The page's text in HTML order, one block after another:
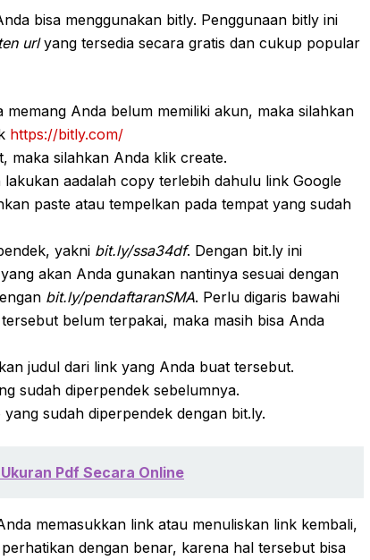
bisa menggunakan bitly. Penggunaan bitly ini
urlyang tersedia secara gratis dan cukup popular
Anda belum memiliki akun, maka silahkan
https://bitly.com/
maka silahkan Anda klik create.
aadalah copy terlebih dahulu link Google
paste atau tempelkan pada tempat yang sudah
yakni bit.ly/ssa34df. Dengan bit.ly ini
akan Anda gunakan nantinya sesuai dengan
bit.ly/pendaftaranSMA. Perlu digaris bawahi
belum terpakai, maka masih bisa Anda
judul dari link yang Anda buat tersebut.
sudah diperpendek sebelumnya.
sudah diperpendek dengan bit.ly.
Pdf Secara Online
memasukkan link atau menuliskan link kembali,
dengan benar, karena hal tersebut bisa